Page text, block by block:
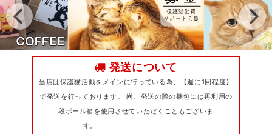
発送について
当店は保護猫活動をメインに行っている為、【週に1回程度】
で発送を行っております。 尚、発送の際の梱包には再利用の
段ボール箱を使用させていただくこともございま
す。